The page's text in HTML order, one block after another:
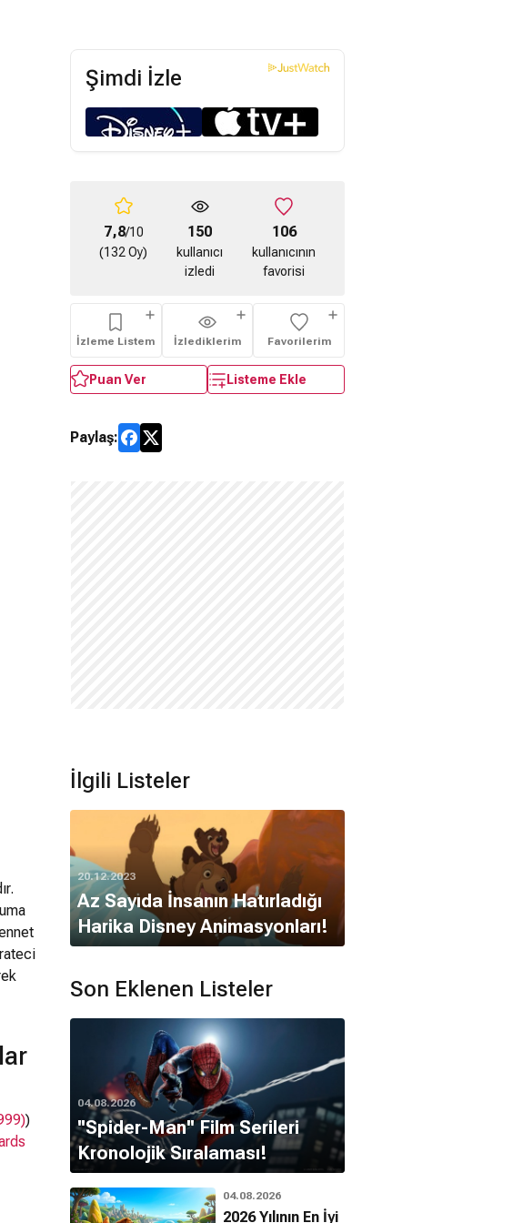
Şimdi İzle
7,8/10
(132 Oy)
150
kullanıcı
izledi
106
kullanıcının
favorisi
İzleme Listem İzlediklerim Favorilerim
Puan Ver Listeme Ekle
Paylaş:
)
İlgili Listeler
20.12.2023
Az Sayıda İnsanın Hatırladığı
Harika Disney Animasyonları!
Son Eklenen Listeler
04.08.2026
''Spider-Man'' Film Serileri
Kronolojik Sıralaması!
04.08.2026
2026 Yılının En İyi